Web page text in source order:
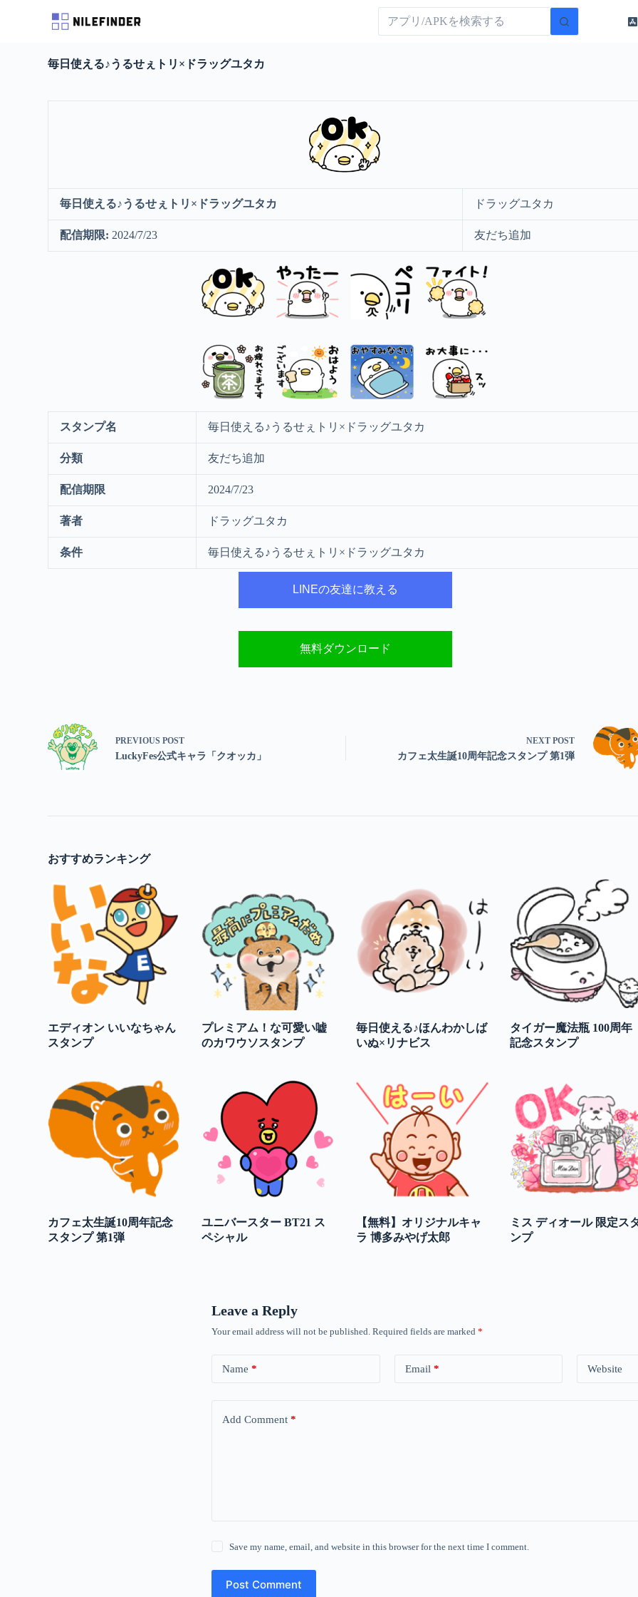
毎日使える♪うるせぇトリ×ドラッグユタカ
毎日使える♪うるせぇトリ×ドラッグユタカ ドラッグユタカ
配信期限: 2024/7/23 友だち追加
スタンプ名 毎日使える♪うるせぇトリ×ドラッグユタカ
分類 友だち追加
配信期限 2024/7/23
著者 ドラッグユタカ
条件 毎日使える♪うるせぇトリ×ドラッグユタカ
LINEの友達に教える
無料ダウンロード
PREVIOUSPOST
LuckyFes公式キャラ「クオッカ」
NEXT POST
カフェ太生誕10周年記念スタンプ 第1弾
おすすめランキング
エディオン いいなちゃん
スタンプ
プレミアム！な可愛い嘘
のカワウソスタンプ
毎日使える♪ほんわかしば
いぬ×リナビス
タイガー魔法瓶 100周年
記念スタンプ
カフェ太生誕10周年記念
スタンプ 第1弾
ユニバースター BT21 ス
ペシャル
【無料】オリジナルキャ
ラ 博多みやげ太郎
ミス ディオール 限定ス
ンプ
Leave a Reply
Your email address will not be published. Required fields are marked *
Name * Email * Website
Add Comment *
Save my name, email, and website in this browser for the next time I comment.
Post Comment